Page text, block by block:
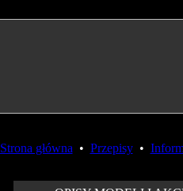
Strona główna • Przepisy•